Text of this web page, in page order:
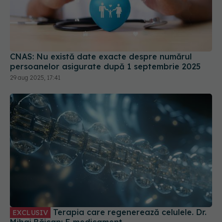
CNAS: Nu există date exacte despre numărul
persoanelor asigurate după 1 septembrie 2025
29 aug 2025, 17:41
EXCLUSIV